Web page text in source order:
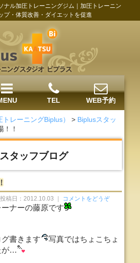
ナル加圧トレーニングジム｜加圧トレーニン
プ・体質改善・ダイエットを促進
TEL WEB予約
レーニングBiplus） > Biplusスタッ
！！
タッフブログ
投稿日：2012.10.03 ｜ コメントをどうぞ
ーナーの藤原です
書きます
写真ではちょこちょ
が…